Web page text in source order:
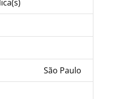
São Paulo